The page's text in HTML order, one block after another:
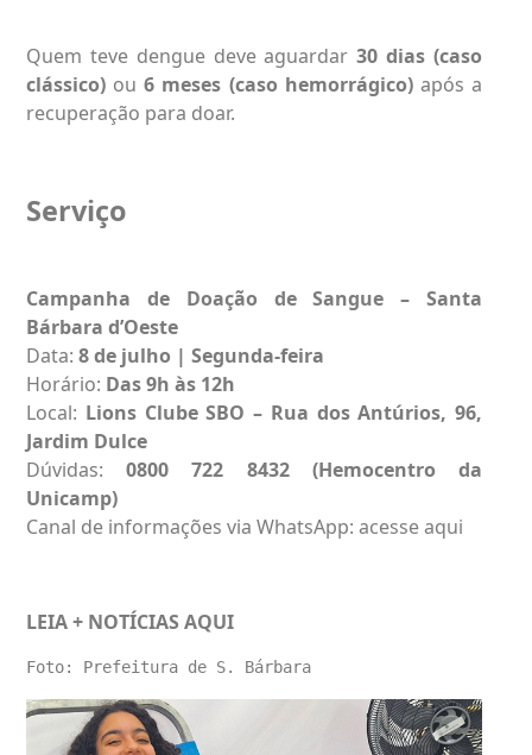
Quem teve dengue deve aguardar30 dias (caso
clássico) ou6 meses (caso hemorrágico)após a
recuperação para doar.
Serviço
Campanha de Doação de Sangue – Santa
Bárbara d’Oeste
Data: 8 de julho | Segunda-feira
Horário: Das 9h às 12h
Local: Lions Clube SBO – Rua dos Antúrios, 96,
Jardim Dulce
Dúvidas:0800 722 8432 (Hemocentro da
Unicamp)
Canal de informações via WhatsApp: acesse aqui
LEIA + NOTÍCIAS AQUI
Foto: Prefeitura de S. Bárbara